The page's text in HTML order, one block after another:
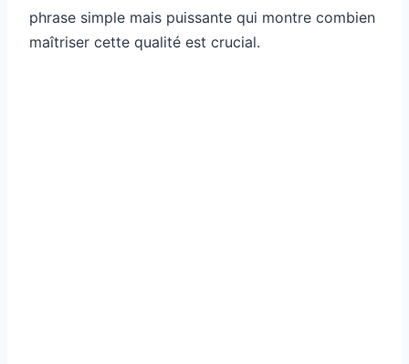
phrase simple mais puissante qui montre combien
maîtriser cette qualité est crucial.